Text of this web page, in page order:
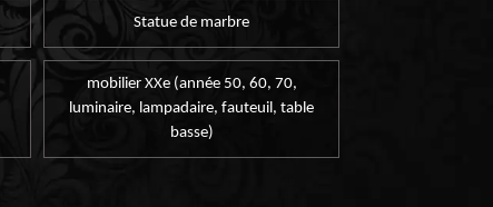
Statue de marbre
mobilier XXe (année 50, 60, 70,
luminaire, lampadaire, fauteuil, table
basse)